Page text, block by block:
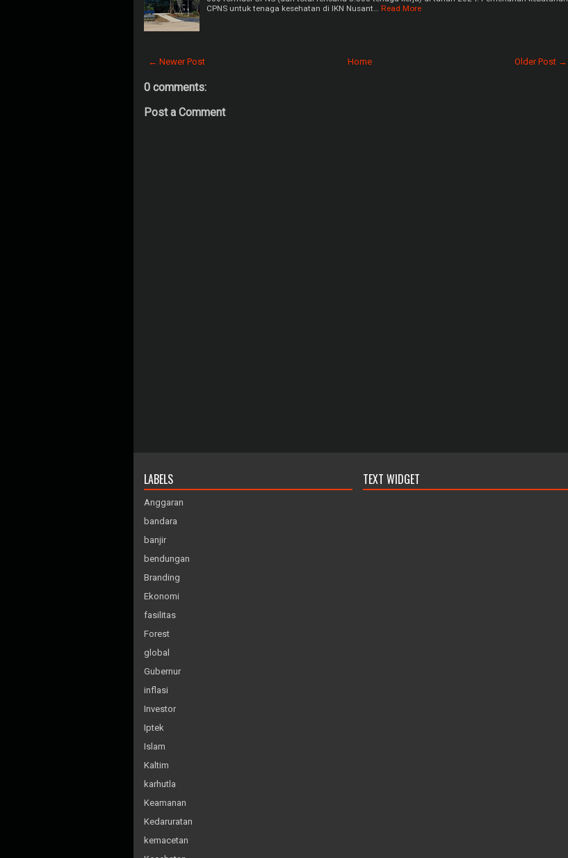
CPNS untuk tenaga kesehatan di IKN Nusant…
Read More
← Newer Post Older Post →
Home
0 comments:
Post a Comment
LABELS
Anggaran
bandara
banjir
bendungan
Branding
Ekonomi
fasilitas
Forest
global
Gubernur
inflasi
Investor
Iptek
Islam
Kaltim
karhutla
Keamanan
Kedaruratan
kemacetan
TEXT WIDGET